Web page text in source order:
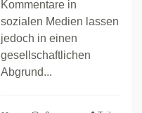
Kommentare in
sozialen Medien lassen
jedoch in einen
gesellschaftlichen
Abgrund...